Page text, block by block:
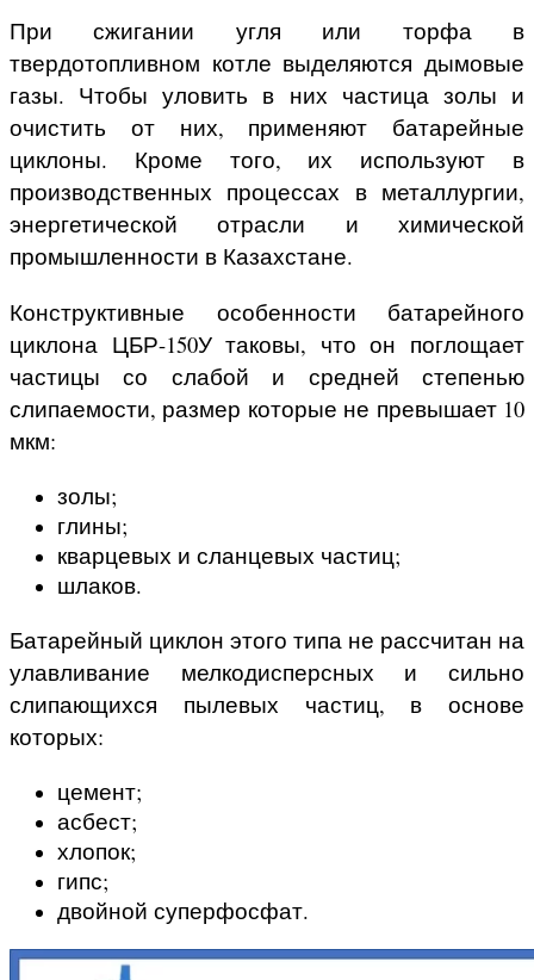
При сжигании угля или торфа в
твердотопливном котле выделяются дымовые
газы. Чтобы уловить в них частица золы и
очистить от них, применяют батарейные
циклоны. Кроме того, их используют в
производственных процессах в металлургии,
энергетической отрасли и химической
промышленности в Казахстане.
Конструктивные особенности батарейного
циклона ЦБР-150У таковы, что он поглощает
частицы со слабой и средней степенью
слипаемости, размер которые не превышает 10
мкм:
золы;
глины;
кварцевых и сланцевых частиц;
шлаков.
Батарейный циклон этого типа не рассчитан на
улавливание мелкодисперсных и сильно
слипающихся пылевых частиц, в основе
которых:
цемент;
асбест;
хлопок;
гипс;
двойной суперфосфат.